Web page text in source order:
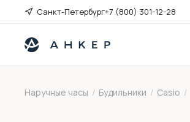
Санкт-Петербург+7 (800) 301-12-28
Наручные часы / Будильники / Casio /